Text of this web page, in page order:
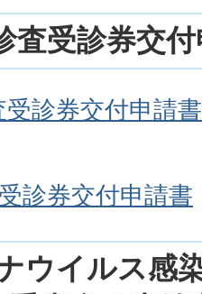
査受診券交
診券交付申請
診券交付申請書
ウイルス感